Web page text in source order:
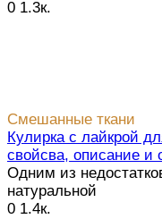
0 1.3к.
Смешанные ткани
Кулирка с лайкрой
свойсва, описание и
Одним из
натуральной
0 1.4к.